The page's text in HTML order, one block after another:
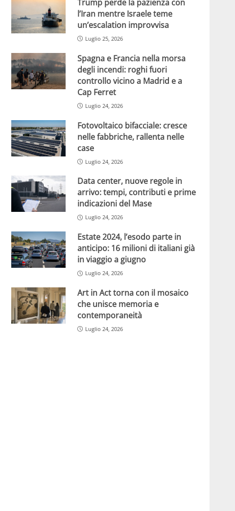
Trump perde la pazienza con
l’Iran mentre Israele teme
un’escalation improvvisa
Luglio 25, 2026
Spagna e Francia nella morsa
degli incendi: roghi fuori
controllo vicino a Madrid e a
Cap Ferret
Luglio 24, 2026
Fotovoltaico bifacciale: cresce
nelle fabbriche, rallenta nelle
case
Luglio 24, 2026
Data center, nuove regole in
arrivo: tempi, contributi e prime
indicazioni del Mase
Luglio 24, 2026
Estate 2024, l’esodo parte in
anticipo: 16 milioni di italiani già
in viaggio a giugno
Luglio 24, 2026
Art in Act torna con il mosaico
che unisce memoria e
contemporaneità
Luglio 24, 2026